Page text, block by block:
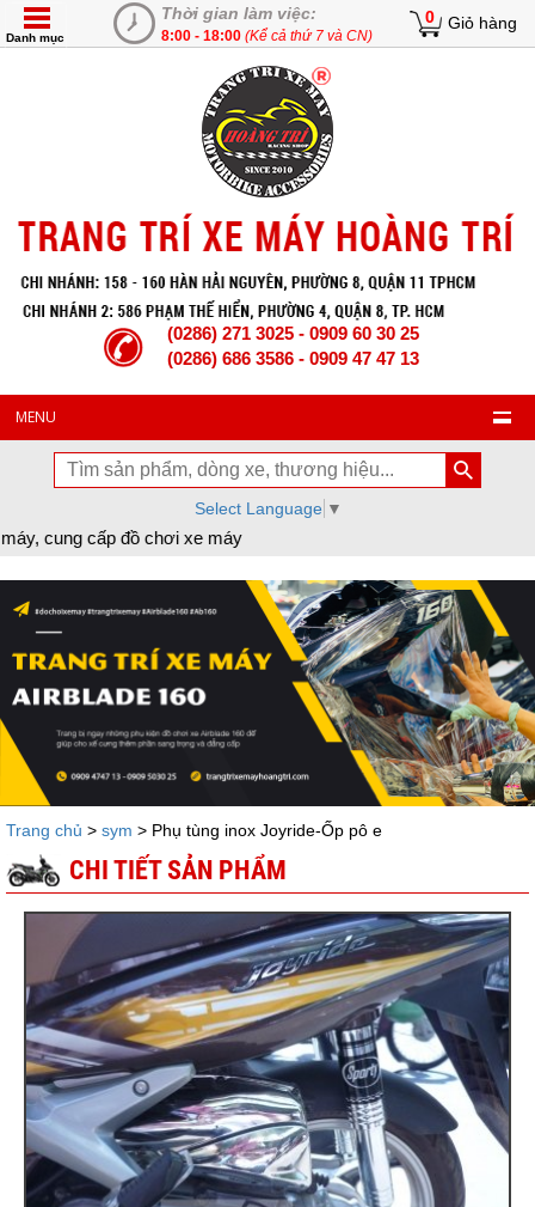
Thời gian làm việc:
8:00 - 18:00 (Kể cả thứ 7 và CN)
0 Giỏ hàng
Danh mục
(0286) 271 3025 - 0909 60 30 25
(0286) 686 3586 - 0909 47 47 13
MENU
Select Language ▼
cấp đồ chơi xe máy
Trang chủ > sym > Phụ tùng inox Joyride-Ốp pô e
CHI TIẾT SẢN PHẨM